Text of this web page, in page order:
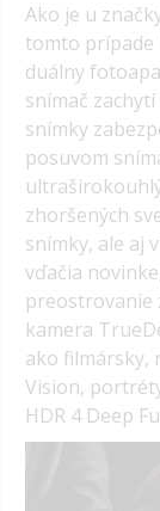
Ako je u
tomto prípade
duálny
snímač
snímky
posuvom
zhoršených
snímky, ale aj
vďačia
preostrovanie
kamera
ako filmársky,
Vision,
HDR 4 Deep